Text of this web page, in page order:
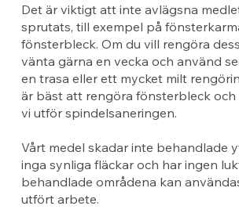
Det är viktigt att inte avlägsna
sprutats, till exempel på
fönsterbleck. Om du vill rengöra
vänta gärna en vecka och använd
en trasa eller ett mycket milt
är bäst att rengöra fönsterbleck och
vi utför spindelsaneringen.
Vårt medel skadar inte behandlade
inga synliga fläckar och har ingen
behandlade områdena kan
utfört arbete.